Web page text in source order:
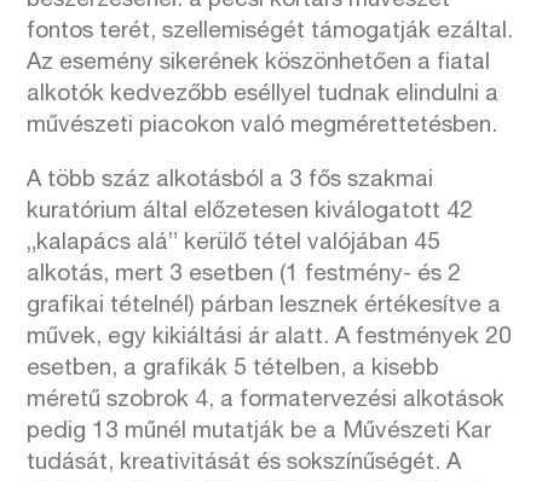
fontos terét, szellemiségét támogatják ezáltal.
Az esemény sikerének köszönhetően a fiatal
alkotók kedvezőbb eséllyel tudnak elindulni a
művészeti piacokon való megmérettetésben.
A több száz alkotásból a 3 fős szakmai
kuratórium által előzetesen kiválogatott 42
„kalapács alá” kerülő tétel valójában 45
alkotás, mert 3 esetben (1 festmény- és 2
grafikai tételnél) párban lesznek értékesítve a
művek, egy kikiáltási ár alatt. A festmények 20
esetben, a grafikák 5 tételben, a kisebb
méretű szobrok 4, a formatervezési alkotások
pedig 13 műnél mutatják be a Művészeti Kar
tudását, kreativitását és sokszínűségét. A